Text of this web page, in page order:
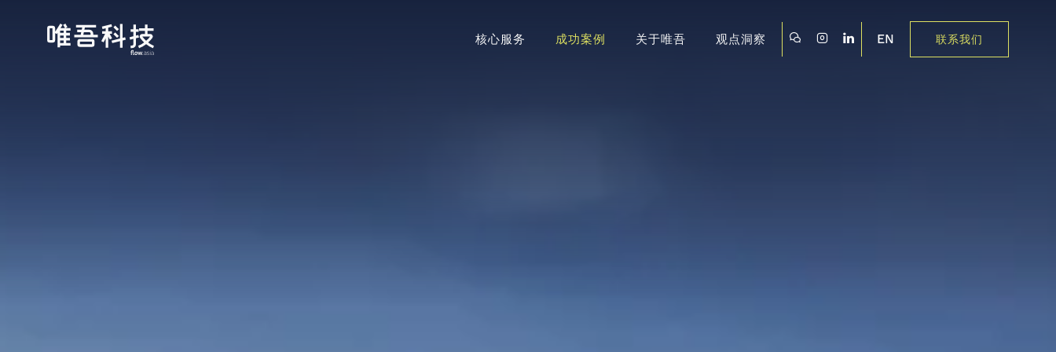
核心服务 成功案例 关于唯吾 观点洞察 EN 联系我们